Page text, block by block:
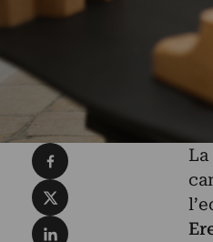
Condividi su
Condividi su X
Condividi su